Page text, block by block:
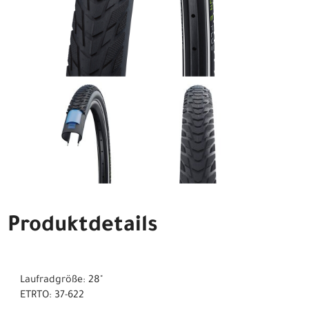
Produktdetails
Laufradgröße: 28"
ETRTO: 37-622